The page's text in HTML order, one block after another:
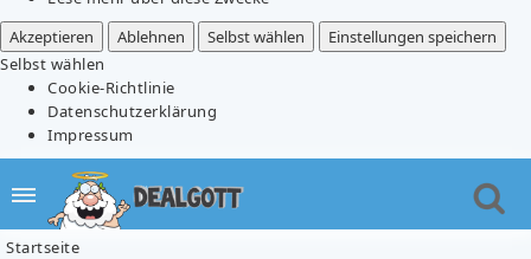
Akzeptieren
Ablehnen Selbst wählen
Einstellungen speichern
Selbst wählen
Cookie-Richtlinie
Datenschutzerklärung
Impressum
Startseite